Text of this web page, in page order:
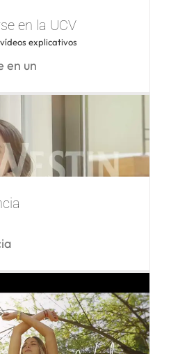
Sostenibilidad
en la UCV
en la UCV
vídeos explicativos
en un